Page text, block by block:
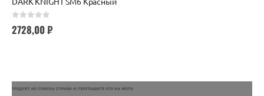
2728,00₽